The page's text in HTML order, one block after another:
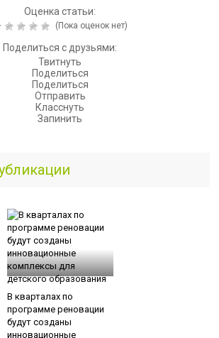
Оценка статьи:
(Пока оценок нет)
Поделиться с друзьями:
Твитнуть
Поделиться
Поделиться
Отправить
Класснуть
Запинить
В кварталах по
программе реновации
будут созданы
инновационные